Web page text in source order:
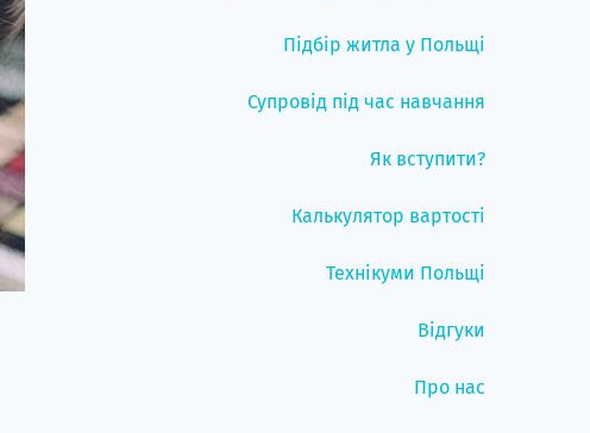
Підбір житла у Польщі
Супровід під час навчання
Як вступити?
Калькулятор вартості
Технікуми Польщі
Відгуки
Про нас